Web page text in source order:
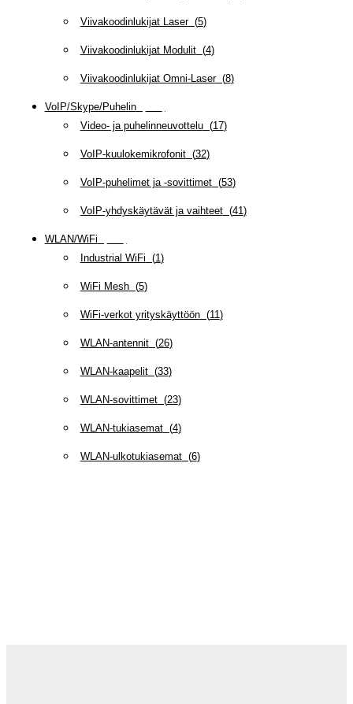
Viivakoodinlukijat Laser(5)
Viivakoodinlukijat Modulit(4)
Viivakoodinlukijat Omni-Laser(8)
VoIP/Skype/Puhelin(
Video- ja puhelinneuvottelu(17)
VoIP-kuulokemikrofonit(32)
VoIP-puhelimet ja -sovittimet(53)
VoIP-yhdyskäytävät ja vaihteet(41 )
WLAN/WiFi
Industrial WiFi (1 )
WiFi Mesh(5)
WiFi-verkot yrityskäyttöön(11 )
WLAN-antennit(26)
WLAN-kaapelit(33)
WLAN-sovittimet(23)
WLAN-tukiasemat(4)
WLAN-ulkotukiasemat(6)